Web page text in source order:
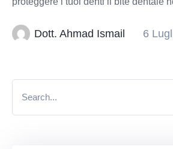
Dott. Ahmad Ismail 6